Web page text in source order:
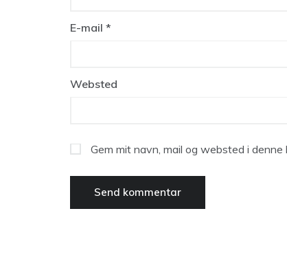
E-mail *
Websted
Gem mit navn, mail og websted i